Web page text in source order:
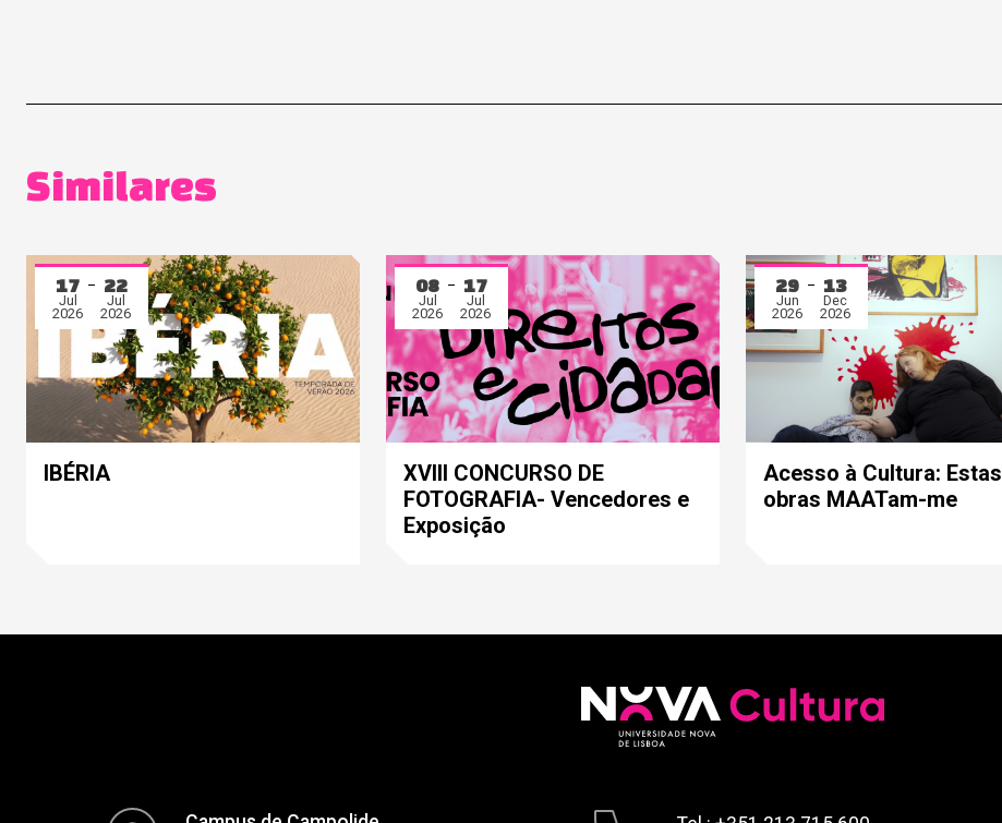
Similares
17
Jul
2026
22
Jul
2026
IBÉRIA
08
Jul
2026
17
Jul
2026
XVIII CONCURSO DE
FOTOGRAFIA- Vencedores e
Exposição
29
Jun
2026
13
Dec
2026
Acesso à Cultura: Estas
obras MAATam-me